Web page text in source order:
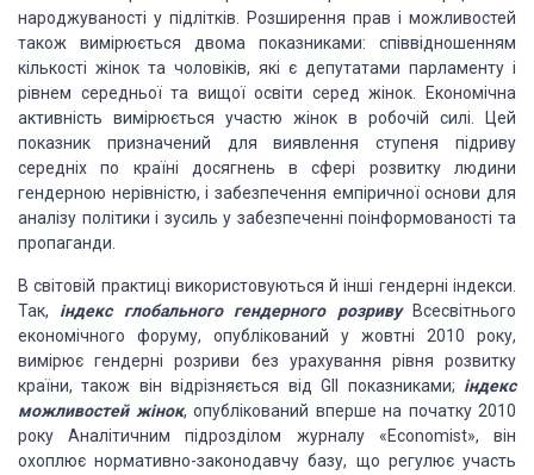
народжуваності у підлітків. Розширення прав і можливостей
також вимірюється двома показниками: співвідношенням
кількості жінок та чоловіків, які є депутатами парламенту і
рівнем середньої та вищої освіти серед жінок. Економічна
активність вимірюється участю жінок в робочій силі. Цей
показник призначений для виявлення ступеня підриву
середніх по країні досягнень в сфері розвитку людини
гендерною нерівністю, і забезпечення емпіричної основи для
аналізу політики і зусиль у забезпеченні поінформованості та
пропаганди.
В світовій практиці використовуються й інші гендерні індекси.
Так, індекс глобального гендерного розриву Всесвітнього
економічного форуму, опублікований у жовтні 2010 року,
вимірює гендерні розриви без урахування рівня розвитку
країни, також він відрізняється від GII показниками; індекс
можливостей жінок, опублікований вперше на початку 2010
року Аналітичним підрозділом журналу «Eсonomist», він
охоплює нормативно-законодавчу базу, що регулює участь